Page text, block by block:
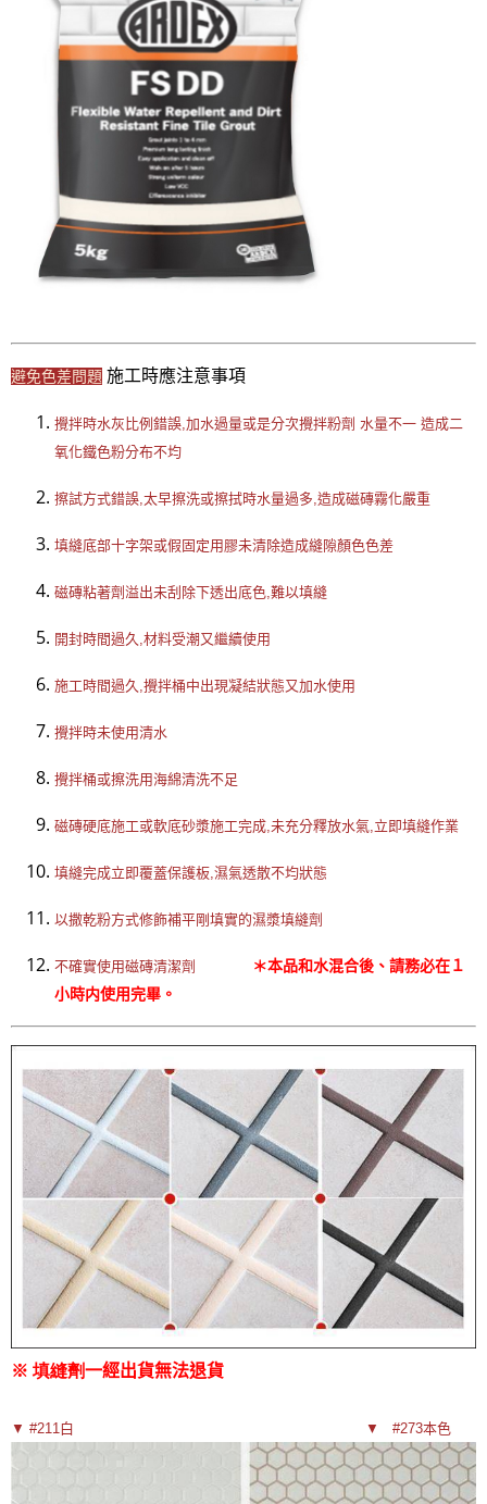
避免色差問題 施工時應注意事項
攪拌時水灰比例錯誤,加水過量或是分次攪拌粉劑 水量不一 造成二
氧化鐵色粉分布不均
擦試方式錯誤,太早擦洗或擦拭時水量過多,造成磁磚霧化嚴重
填縫底部十字架或假固定用膠未清除造成縫隙顏色色差
磁磚粘著劑溢出未刮除下透出底色,難以填縫
開封時間過久,材料受潮又繼續使用
施工時間過久,攪拌桶中出現凝結狀態又加水使用
攪拌時未使用清水
攪拌桶或擦洗用海綿清洗不足
磁磚硬底施工或軟底砂漿施工完成,未充分釋放水氣,立即填縫作業
填縫完成立即覆蓋保護板,濕氣透散不均狀態
以撒乾粉方式修飾補平剛填實的濕漿填縫劑
不確實使用磁磚清潔劑
＊本品和水混合後、請務必在１
小時内使用完畢。
※ 填縫劑一經出貨無法退貨
▼ #211白                                                                   ▼ #273本色